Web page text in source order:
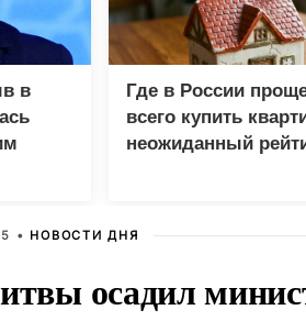
в
Где в России
всего купить
неожиданный
• НОВОСТИ ДНЯ
осадил